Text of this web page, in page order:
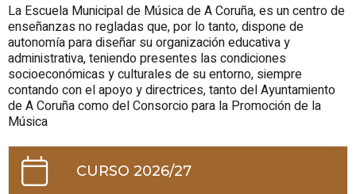
La Escuela Municipal de Música de A Coruña, es un centro de
enseñanzas no regladas que, por lo tanto, dispone de
autonomía para diseñar su organización educativa y
administrativa, teniendo presentes las condiciones
socioeconómicas y culturales de su entorno, siempre
contando con el apoyo y directrices, tanto del Ayuntamiento
de A Coruña como del Consorcio para la Promoción de la
Música
CURSO 2026/27